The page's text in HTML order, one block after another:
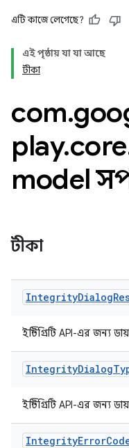
এটি কাজে লেগেছে?
এই পৃষ্ঠায় যা যা আছে
টীকা
com.
play.core
model
টীকা
IntegrityDialog
ইন্টিগ্রিটি API-এর জন্য
IntegrityDialog
ইন্টিগ্রিটি API-এর জন্য
IntegrityError